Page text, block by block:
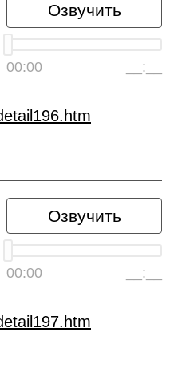
Озвучить
00:00 __:__
Озвучить
00:00 __:__